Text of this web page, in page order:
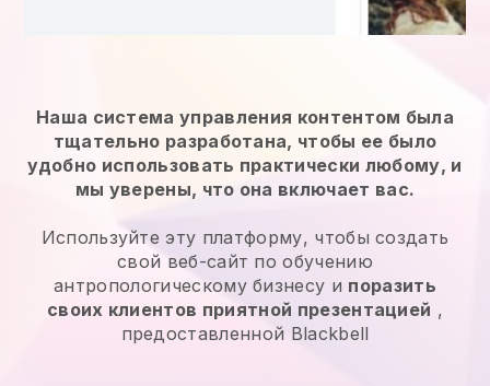
Наша система управления контентом была
тщательно разработана, чтобы ее было
удобно использовать практически любому, и
мы уверены, что она включает вас.
Используйте эту платформу, чтобы создать
свой веб-сайт по обучению
антропологическому бизнесу и поразить
своих клиентов приятной презентацией ,
предоставленной Blackbell